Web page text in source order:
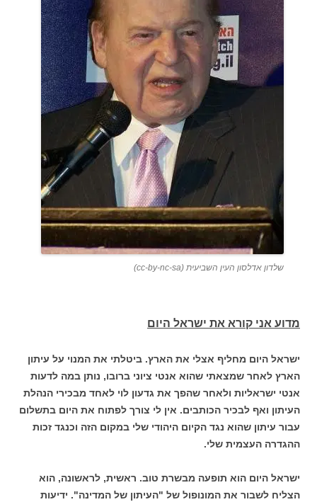
שלדון אדלסון העין השביעית (cc-by-nc-sa)
מדוע אני קורא את ישראל היום
ישראל היום מחליף אצלי את הארץ. ביטלתי את המנוי על עיתון
הארץ לאחר שמצאתי שהוא אנטי ציוני ברובו, נותן במה לדעות
אנטי ישראליות ולאחר שהפך את גדעון לוי לאחד מבכירי הנהלת
העיתון ואף לבכיר הכותבים. אין לי צורך לפתוח את היום בתשלום
עבור עיתון שהוא נגד הקיום היהודי שלי במקום הזה וכנגד זכות
ההגדרה העצמית שלי.
ישראל היום הוא תופעה מבשרת טוב. ראשית, לראשונה, הוא
הצליח לשבור את המונופול של "העיתון של המדינה". ידיעות